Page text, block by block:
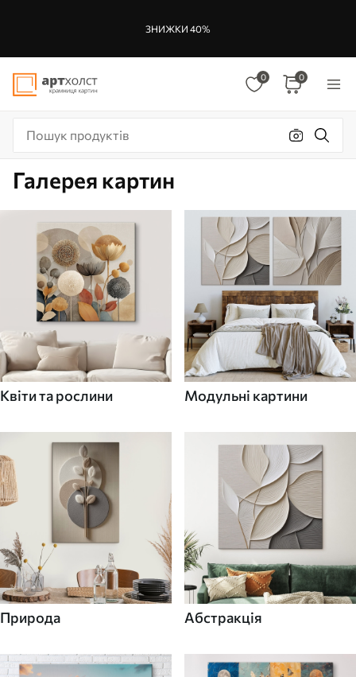
ЗНИЖКИ 40%
0 0
Галерея картин
Квіти та рослини Модульні картини
Природа Абстракція